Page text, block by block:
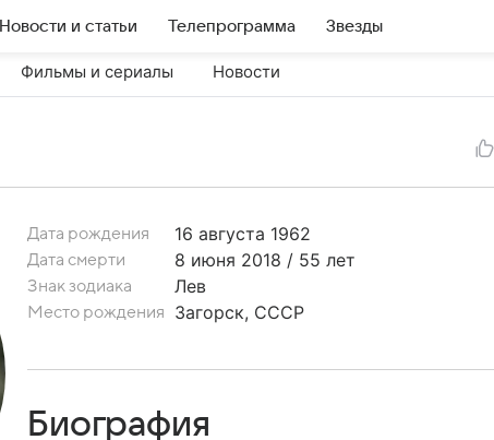
Новости и статьи Телепрограмма Звезды
Фильмы и сериалы Новости
Дата рождения 16 августа 1962
Дата смерти 8 июня 2018 / 55 лет
Знак зодиака Лев
Место рождения Загорск, СССР
Биография